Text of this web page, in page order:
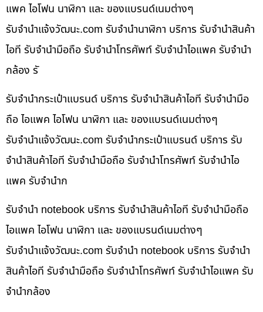
แพค ไอโฟน นาฬิกา และ ของแบรนด์เนมต่างๆ
รับจํานําแจ้งวัฒนะ.com รับจำนำนาฬิกา บริการ รับจำนำสินค้า
ไอที รับจำนำมือถือ รับจำนำโทรศัพท์ รับจำนำไอแพค รับจำนำ
กล้อง รั
รับจำนำกระเป๋าแบรนด์ บริการ รับจำนำสินค้าไอที รับจำนำมือ
ถือ ไอแพค ไอโฟน นาฬิกา และ ของแบรนด์เนมต่างๆ
รับจํานําแจ้งวัฒนะ.com รับจำนำกระเป๋าแบรนด์ บริการ รับ
จำนำสินค้าไอที รับจำนำมือถือ รับจำนำโทรศัพท์ รับจำนำไอ
แพค รับจำนำก
รับจำนำ notebook บริการ รับจำนำสินค้าไอที รับจำนำมือถือ
ไอแพค ไอโฟน นาฬิกา และ ของแบรนด์เนมต่างๆ
รับจํานําแจ้งวัฒนะ.com รับจำนำ notebook บริการ รับจำนำ
สินค้าไอที รับจำนำมือถือ รับจำนำโทรศัพท์ รับจำนำไอแพค รับ
จำนำกล้อง